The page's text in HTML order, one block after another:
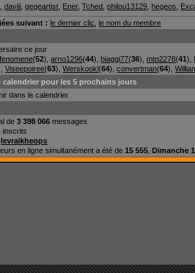
,daviii ,gegeartist Ener,Tched ,philou13129 ,hegeos
suivant : le dernier clic ,le nom du membre
ce jour
(52),arno1296(44),biaggi77(36),mto2278(41),
Viseepoiree(63),Werskookl(64),convertman(64),
calendrier pour les 5 prochains jours
dans le calendrier
de3 398 066 messages
inscrits
levraikheops
en ligne simultanément a été de15 555 ,Dimanche